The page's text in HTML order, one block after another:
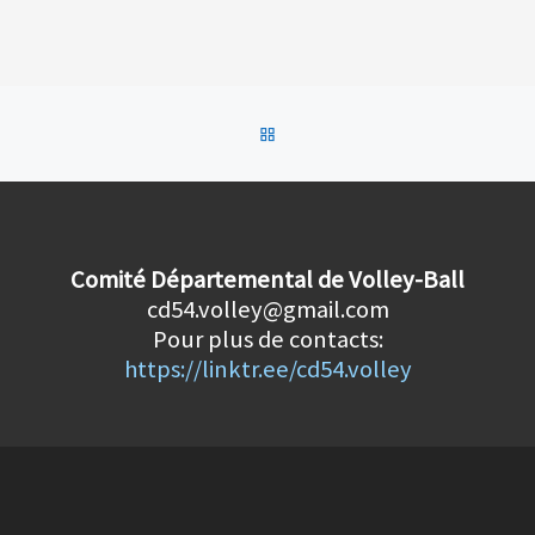
Comité Départemental de Volley-Ball
cd54.volley@gmail.com
Pour plus de contacts:
https://linktr.ee/cd54.volley